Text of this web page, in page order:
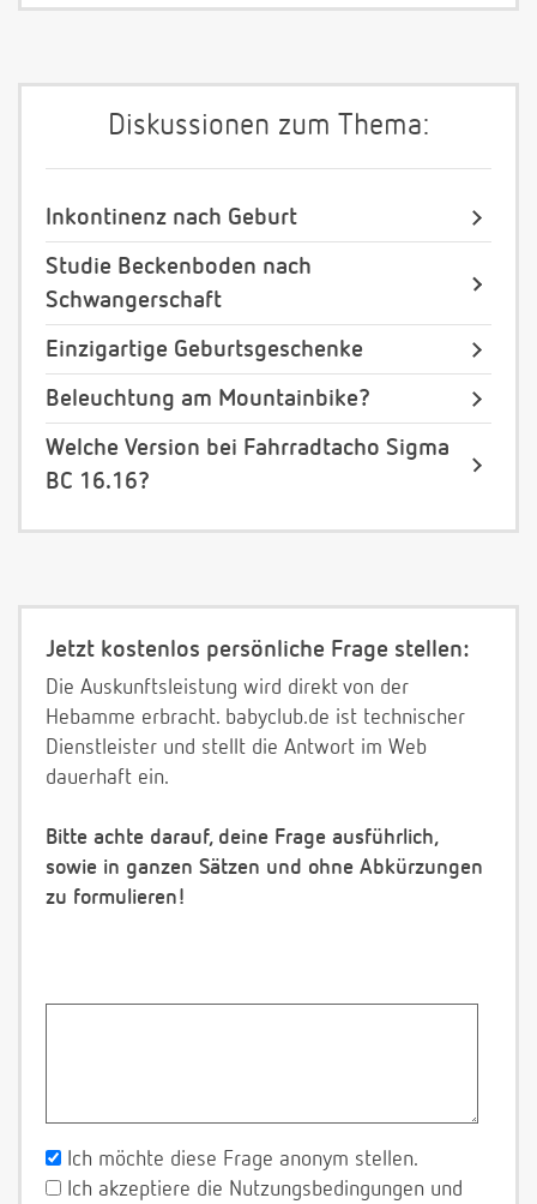
Diskussionen zum Thema:
Inkontinenz nach Geburt
Studie Beckenboden nach
Schwangerschaft
Einzigartige Geburtsgeschenke
Beleuchtung am Mountainbike?
Welche Version bei Fahrradtacho Sigma
BC 16.16?
Jetzt kostenlos persönliche Frage stellen:
Die Auskunftsleistung wird direkt von der
Hebamme erbracht. babyclub.de ist technischer
Dienstleister und stellt die Antwort im Web
dauerhaft ein.
Bitte achte darauf, deine Frage ausführlich,
sowie in ganzen Sätzen und ohne Abkürzungen
zu formulieren!
Ich möchte diese Frage anonym stellen.
Ich akzeptiere die Nutzungsbedingungen und